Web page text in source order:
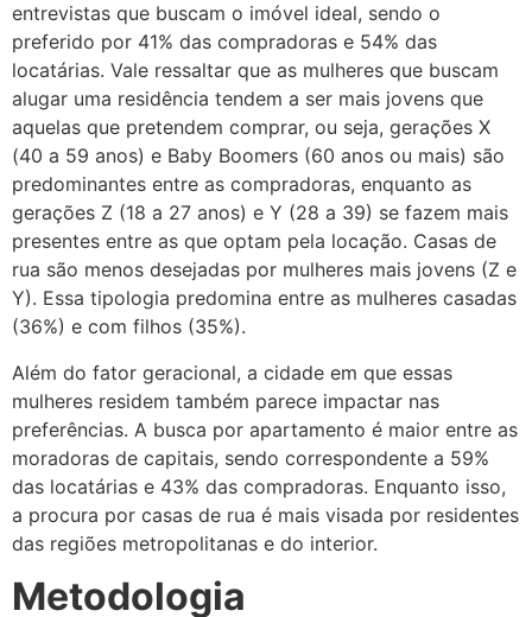
entrevistas que buscam o imóvel ideal, sendo o
preferido por 41% das compradoras e 54% das
locatárias. Vale ressaltar que as mulheres que buscam
alugar uma residência tendem a ser mais jovens que
aquelas que pretendem comprar, ou seja, gerações X
(40 a 59 anos) e Baby Boomers (60 anos ou mais) são
predominantes entre as compradoras, enquanto as
gerações Z (18 a 27 anos) e Y (28 a 39) se fazem mais
presentes entre as que optam pela locação. Casas de
rua são menos desejadas por mulheres mais jovens (Z e
Y). Essa tipologia predomina entre as mulheres casadas
(36%) e com filhos (35%).
Além do fator geracional, a cidade em que essas
mulheres residem também parece impactar nas
preferências. A busca por apartamento é maior entre as
moradoras de capitais, sendo correspondente a 59%
das locatárias e 43% das compradoras. Enquanto isso,
a procura por casas de rua é mais visada por residentes
das regiões metropolitanas e do interior.
Metodologia